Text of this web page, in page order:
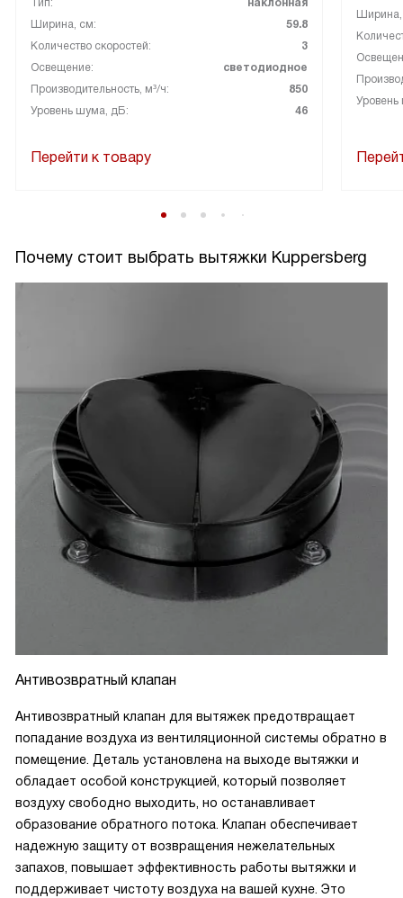
Тип:
наклонная
Ширина, см:
59.8
Количество скоростей:
3
Освещение:
светодиодное
Производительность, м³/ч:
850
Уровень шума, дБ:
46
Перейти к товару
Почему стоит выбрать вытяжки Kuppersberg
Антивозвратный клапан
Антивозвратный клапан для вытяжек предотвращает
попадание воздуха из вентиляционной системы обратно в
помещение. Деталь установлена на выходе вытяжки и
обладает особой конструкцией, который позволяет
воздуху свободно выходить, но останавливает
образование обратного потока. Клапан обеспечивает
надежную защиту от возвращения нежелательных
запахов, повышает эффективность работы вытяжки и
поддерживает чистоту воздуха на вашей кухне. Это